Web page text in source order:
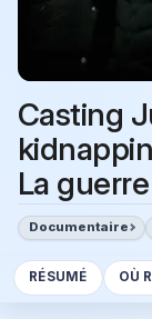
Casting
La guerre
Documentaire
RÉSUMÉ OÙ